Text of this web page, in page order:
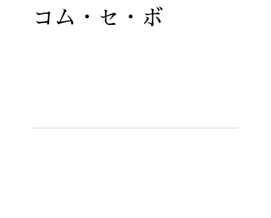
コム・セ・ボ